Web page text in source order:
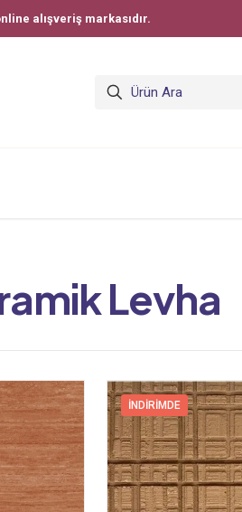
alışveriş markasıdır.
Levha
İNDIRIMDE